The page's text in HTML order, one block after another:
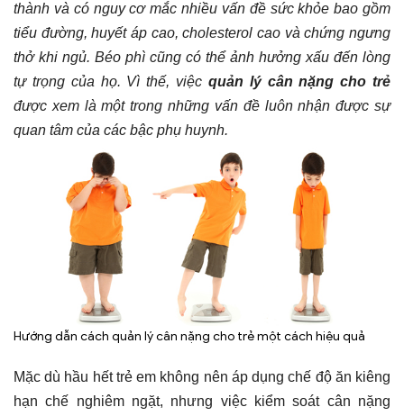
thành và có nguy cơ mắc nhiều vấn đề sức khỏe bao gồm
tiểu đường, huyết áp cao, cholesterol cao và chứng ngưng
thở khi ngủ. Béo phì cũng có thể ảnh hưởng xấu đến lòng
tự trọng của họ. Vì thế, việc quản lý cân nặng cho trẻ
được xem là một trong những vấn đề luôn nhận được sự
quan tâm của các bậc phụ huynh.
Hướng dẫn cách quản lý cân nặng cho trẻ một cách hiệu quả
Mặc dù hầu hết trẻ em không nên áp dụng chế độ ăn kiêng
hạn chế nghiêm ngặt, nhưng việc kiểm soát cân nặng